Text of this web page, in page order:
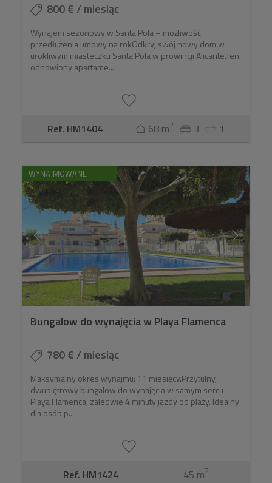
800 € / miesiąc
Wynajem sezonowy w Santa Pola – możliwość
przedłużenia umowy na rokOdkryj swój nowy dom w
urokliwym miasteczku Santa Pola w prowincji Alicante.Ten
odnowiony apartame...
Ref. HM1404 68 m2 3 1
WYNAJMOWANE
Bungalow do wynajęcia w Playa Flamenca
780 € / miesiąc
Maksymalny okres wynajmu: 11 miesięcy.Przytulny,
dwupiętrowy bungalow do wynajęcia w samym sercu
Playa Flamenca, zaledwie 4 minuty jazdy od plaży. Idealny
dla osób p...
Ref. HM1424 45 m2